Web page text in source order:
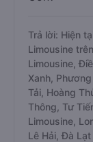
Trả lời: Hiện
Limousine
Limousine,
Xanh,
Tải, Hoàng
Thông, Tư
Limousine,
Lê Hải, Đà